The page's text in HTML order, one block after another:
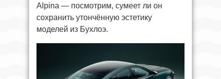
Alpina — посмотрим, сумеет ли он
сохранить утончённую эстетику
моделей из Бухлоэ.